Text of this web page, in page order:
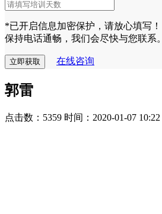
*已开启信息加密保护，请放心填写！
保持电话通畅，我们会尽快与您联系。
在线咨询
郭雷
点击数：5359 时间：2020-01-07 10:22